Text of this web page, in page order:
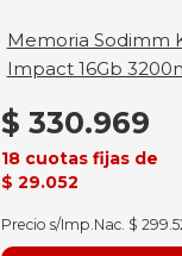
Memoria Sodimm
Impact 16Gb
$ 330.969
18 cuotas fijas de
$ 29.052
Precio s/Imp.Nac. $